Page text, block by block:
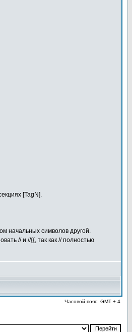
[TagN].
начальных символов другой.
// и //{{, так как // полностью
Часовой пояс: GMT + 4